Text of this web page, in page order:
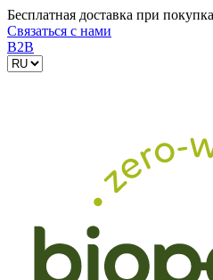
Бесплатная доставка при
Связаться с нами
B2B